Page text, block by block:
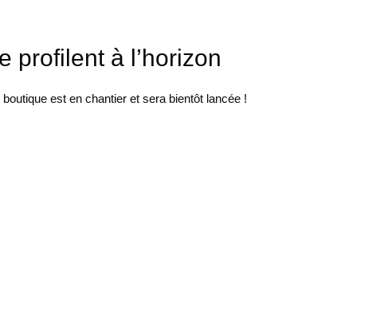
profilent à l’horizon
est en chantier et sera bientôt lancée !